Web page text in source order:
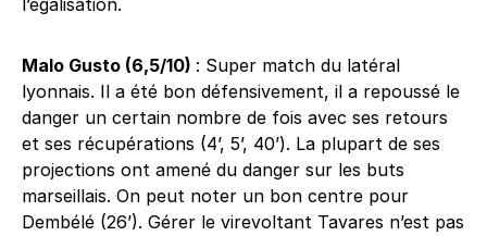
l’égalisation.
Malo Gusto (6,5/10) : Super match du latéral
lyonnais. Il a été bon défensivement, il a repoussé le
danger un certain nombre de fois avec ses retours
et ses récupérations (4’, 5’, 40’). La plupart de ses
projections ont amené du danger sur les buts
marseillais. On peut noter un bon centre pour
Dembélé (26’). Gérer le virevoltant Tavares n’est pas